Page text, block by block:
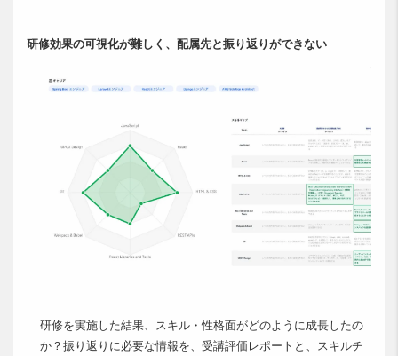
研修効果の可視化が難しく、配属先と振り返りができない
研修を実施した結果、スキル・性格面がどのように成長したの
か？振り返りに必要な情報を、受講評価レポートと、スキルチ